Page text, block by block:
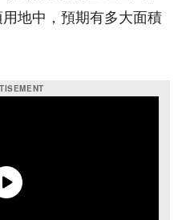
地中，預期有多大面積